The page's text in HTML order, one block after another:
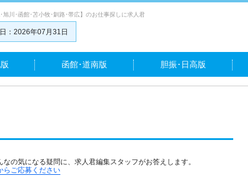
旭川･函館･苫小牧･釧路･帯広】のお仕事探しに求人君
：2026年07月31日
函館･道南版 胆振･日高版
の気になる疑問に、求人君編集スタッフがお答えします。
らご応募ください